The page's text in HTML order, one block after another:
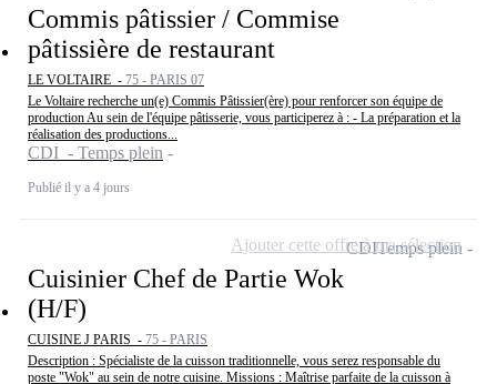
Commis pâtissier / Commise
pâtissière de restaurant
LE VOLTAIRE - 75 - PARIS 07
Le Voltaire recherche un(e) Commis Pâtissier(ère) pour renforcer son équipe de
production Au sein de l'équipe pâtisserie, vous participerez à : - La préparation et la
réalisation des productions...
CDI - Temps plein
Publié il y a 4 jours
Cuisinier Chef de Partie Wok
(H/F)
CUISINE J PARIS - 75 - PARIS
Description : Spécialiste de la cuisson traditionnelle, vous serez responsable du
poste "Wok" au sein de notre cuisine. Missions : Maîtrise parfaite de la cuisson à
CDITemps plein
Ajouter cette offre à ma sélection